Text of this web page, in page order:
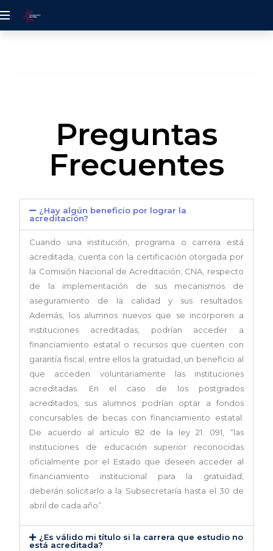
Preguntas
Frecuentes
¿Hay algún beneficio por lograr la
acreditación?
Cuando una institución, programa o carrera está
acreditada, cuenta con la certificación otorgada por
la Comisión Nacional de Acreditación, CNA, respecto
de la implementación de sus mecanismos de
aseguramiento de la calidad y sus resultados.
Además, los alumnos nuevos que se incorporen a
instituciones acreditadas, podrían acceder a
financiamiento estatal o recursos que cuenten con
garantía fiscal, entre ellos la gratuidad, un beneficio al
que acceden voluntariamente las instituciones
acreditadas. En el caso de los postgrados
acreditados, sus alumnos podrían optar a fondos
concursables de becas con financiamiento estatal.
De acuerdo al artículo 82 de la ley 21. 091, “las
instituciones de educación superior reconocidas
oficialmente por el Estado que deseen acceder al
financiamiento institucional para la gratuidad,
deberán solicitarlo a la Subsecretaría hasta el 30 de
abril de cada año”.
¿Es válido mi título si la carrera que estudio no
está acreditada?